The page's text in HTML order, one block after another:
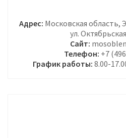
Адрес: Московская область,
ул.
Сайт:
Телефон: +7
График работы: 8.00-